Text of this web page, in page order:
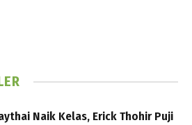
Naik Kelas, Erick Thohir Puji